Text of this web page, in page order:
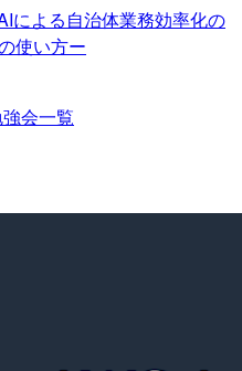
による自治体業務効率化の
使い方ー
会一覧